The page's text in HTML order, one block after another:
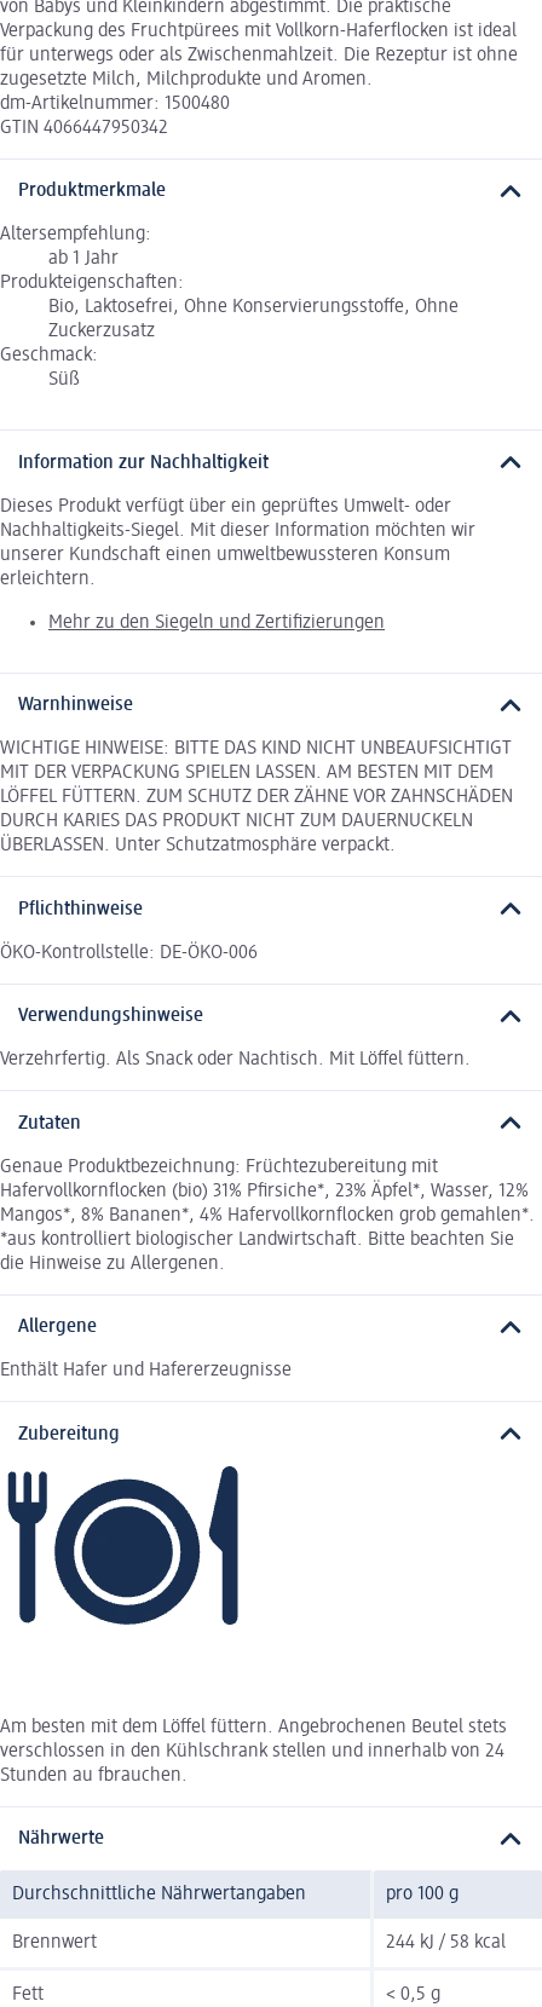
von Babys und Kleinkindern abgestimmt. Die praktische
Verpackung des Fruchtpürees mit Vollkorn-Haferflocken ist ideal
für unterwegs oder als Zwischenmahlzeit. Die Rezeptur ist ohne
zugesetzte Milch, Milchprodukte und Aromen.
dm-Artikelnummer: 1500480
GTIN 4066447950342
Produktmerkmale
Altersempfehlung:
ab 1 Jahr
Produkteigenschaften:
Bio, Laktosefrei, Ohne Konservierungsstoffe, Ohne
Zuckerzusatz
Geschmack:
Süß
Information zur Nachhaltigkeit
Dieses Produkt verfügt über ein geprüftes Umwelt- oder
Nachhaltigkeits-Siegel. Mit dieser Information möchten wir
unserer Kundschaft einen umweltbewussteren Konsum
erleichtern.
Mehr zu den Siegeln und Zertifizierungen
Warnhinweise
WICHTIGE HINWEISE: BITTE DAS KIND NICHT UNBEAUFSICHTIGT
MIT DER VERPACKUNG SPIELEN LASSEN. AM BESTEN MIT DEM
LÖFFEL FÜTTERN. ZUM SCHUTZ DER ZÄHNE VOR ZAHNSCHÄDEN
DURCH KARIES DAS PRODUKT NICHT ZUM DAUERNUCKELN
ÜBERLASSEN. Unter Schutzatmosphäre verpackt.
Pflichthinweise
ÖKO-Kontrollstelle: DE-ÖKO-006
Verwendungshinweise
Verzehrfertig. Als Snack oder Nachtisch. Mit Löffel füttern.
Zutaten
Genaue Produktbezeichnung: Früchtezubereitung mit
Hafervollkornflocken (bio) 31% Pfirsiche*, 23% Äpfel*, Wasser, 12%
Mangos*, 8% Bananen*, 4% Hafervollkornflocken grob gemahlen*.
*aus kontrolliert biologischer Landwirtschaft. Bitte beachten Sie
die Hinweise zu Allergenen.
Allergene
Enthält Hafer und Hafererzeugnisse
Zubereitung
Am besten mit dem Löffel füttern. Angebrochenen Beutel stets
verschlossen in den Kühlschrank stellen und innerhalb von 24
Stunden au fbrauchen.
Nährwerte
Durchschnittliche Nährwertangaben pro 100 g
Brennwert 244 kJ / 58 kcal
Fett < 0,5 g